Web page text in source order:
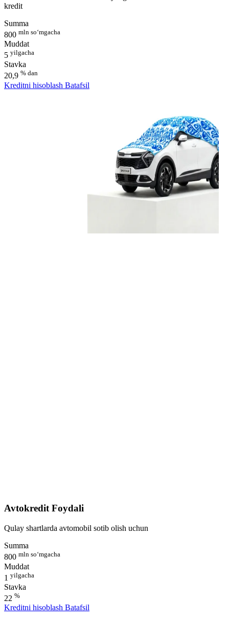
kredit
Summa
800 mln so‘mgacha
Muddat
5 yilgacha
Stavka
20,9 % dan
Kreditni hisoblash Batafsil
Avtokredit Foydali
Qulay shartlarda avtomobil sotib olish uchun
Summa
800 mln so‘mgacha
Muddat
1 yilgacha
Stavka
22 %
Kreditni hisoblash Batafsil